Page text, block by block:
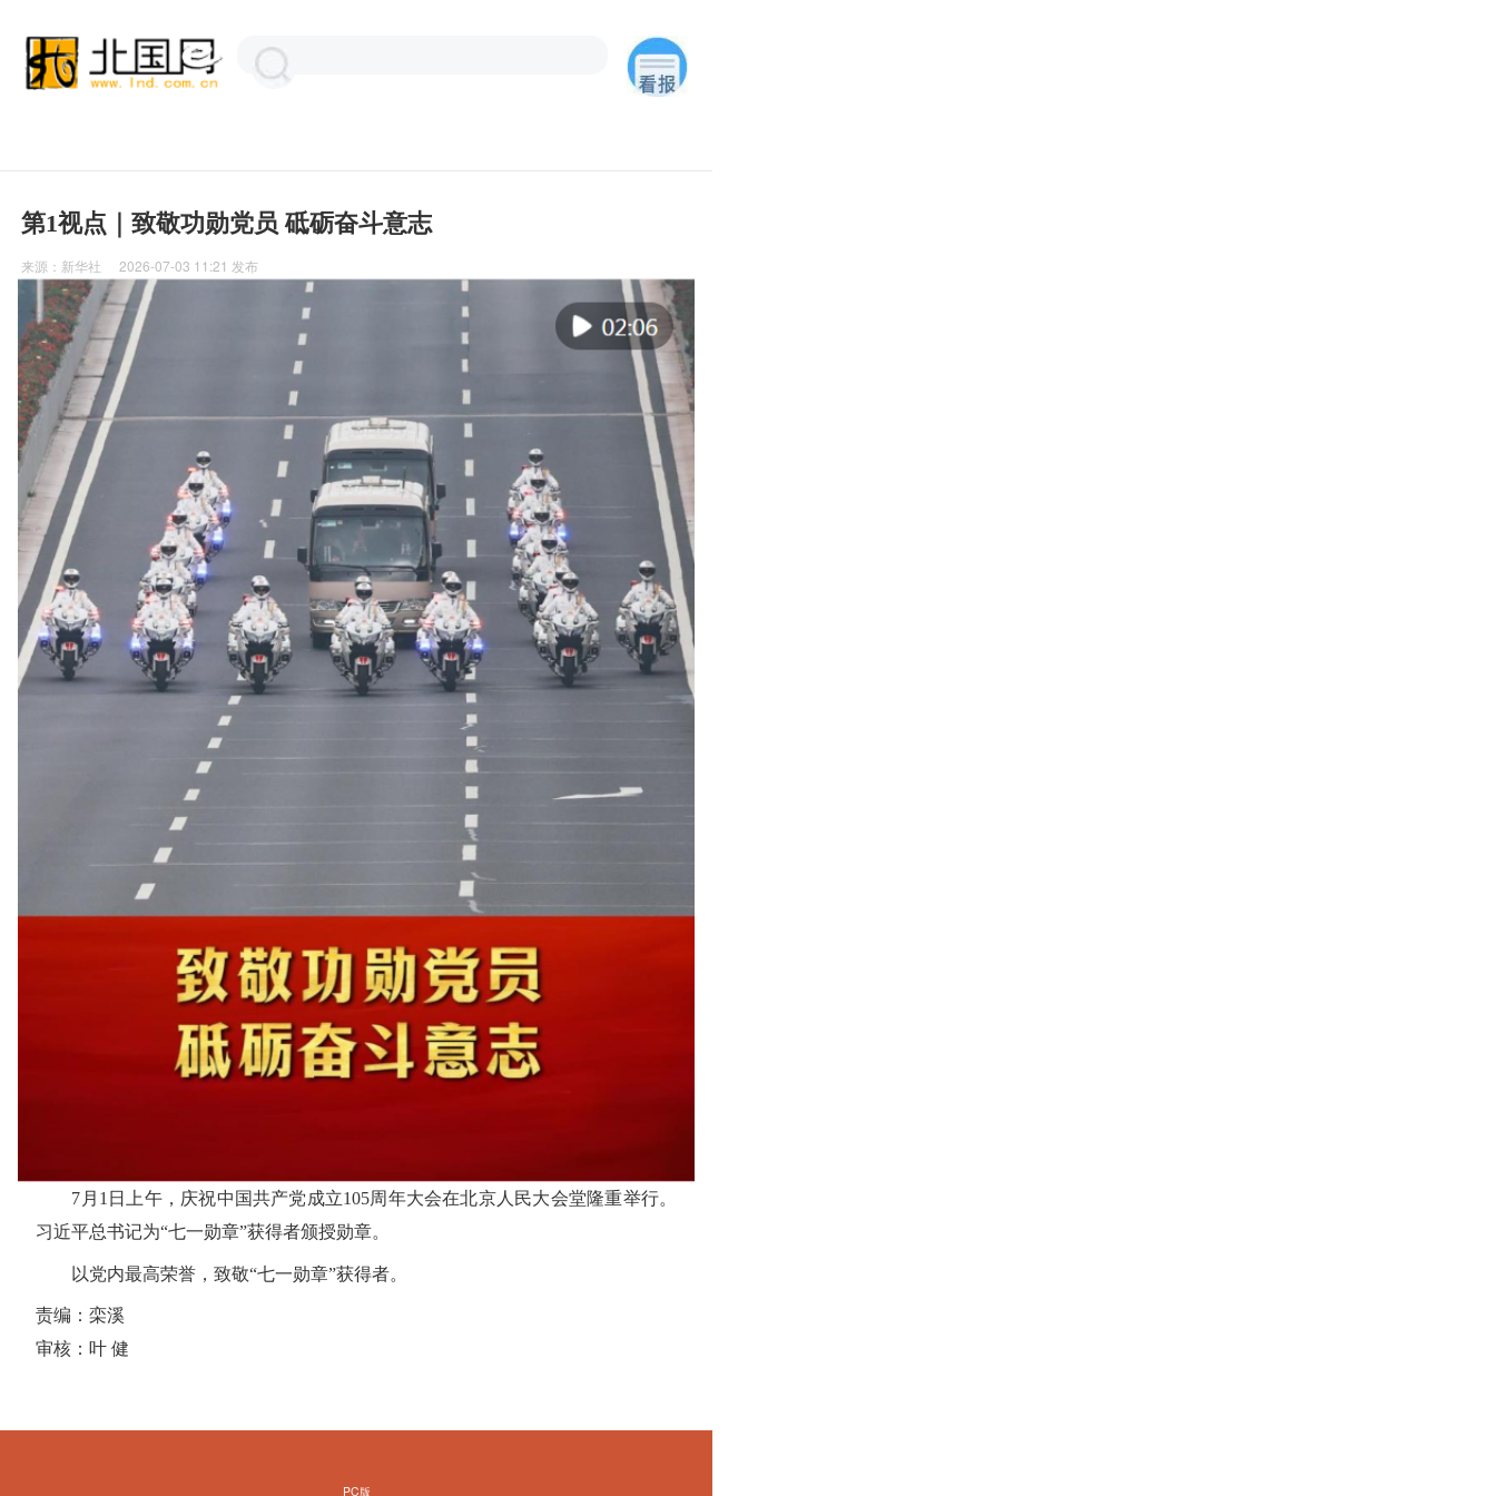
第1视点｜致敬功勋党员 砥砺奋斗意志
来源： 新华社 2026-07-03 11:21 发布
7月1日上午，庆祝中国共产党成立105周年大会在北京人民大会堂隆重举行。
习近平总书记为“七一勋章”获得者颁授勋章。
以党内最高荣誉，致敬“七一勋章”获得者。
责编：栾溪
审核：叶 健
PC版